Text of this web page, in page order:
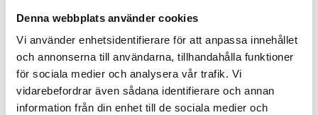
Denna webbplats använder cookies
Vi använder enhetsidentifierare för att anpassa innehållet
och annonserna till användarna, tillhandahålla funktioner
för sociala medier och analysera vår trafik. Vi
vidarebefordrar även sådana identifierare och annan
information från din enhet till de sociala medier och
Kanmark är ett företag du kan lita på för att
utföra högkvalitativa mark- och
anläggningsprojekt med ett starkt
kundfokus.